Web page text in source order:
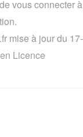
vous connecter à
mise à jour du 17-
Licence